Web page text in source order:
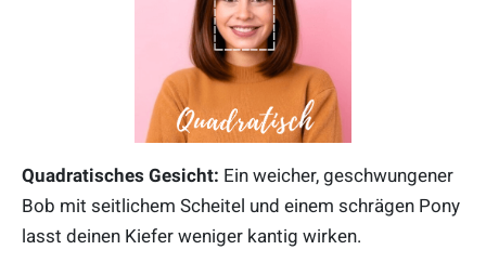
Quadratisches Gesicht: Ein weicher, geschwungener
Bob mit seitlichem Scheitel und einem schrägen Pony
lasst deinen Kiefer weniger kantig wirken.